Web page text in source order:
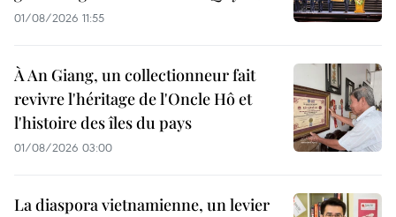
01/08/2026 11:55
À An Giang, un collectionneur fait
revivre l'héritage de l'Oncle Hô et
l'histoire des îles du pays
01/08/2026 03:00
La diaspora vietnamienne, un levier